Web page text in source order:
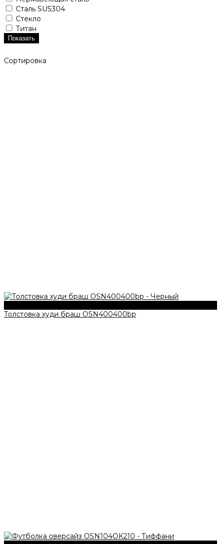
Сталь SUS304
Стекло
Титан
Показать
Сортировка
Толстовка худи браш OSN400400bp